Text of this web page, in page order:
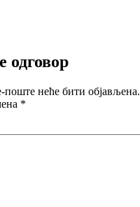
одговор
поште неће бити објављена.
*